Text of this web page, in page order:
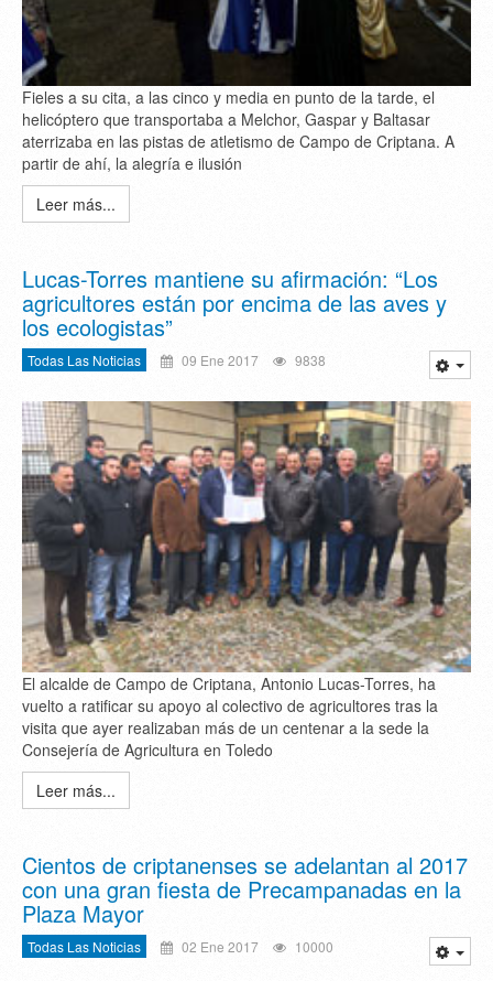
Fieles a su cita, a las cinco y media en punto de la tarde, el
helicóptero que transportaba a Melchor, Gaspar y Baltasar
aterrizaba en las pistas de atletismo de Campo de Criptana. A
partir de ahí, la alegría e ilusión
Leer más...
Lucas-Torres mantiene su afirmación: “Los
agricultores están por encima de las aves y
los ecologistas”
Todas Las Noticias 09 Ene 2017 9838
El alcalde de Campo de Criptana, Antonio Lucas-Torres, ha
vuelto a ratificar su apoyo al colectivo de agricultores tras la
visita que ayer realizaban más de un centenar a la sede la
Consejería de Agricultura en Toledo
Leer más...
Cientos de criptanenses se adelantan al 2017
con una gran fiesta de Precampanadas en la
Plaza Mayor
Todas Las Noticias 02 Ene 2017 10000